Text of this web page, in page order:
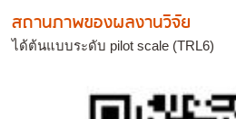
สถานภาพของผลงานวิจัย
ได้ต้นแบบระดับ pilot scale (TRL6)